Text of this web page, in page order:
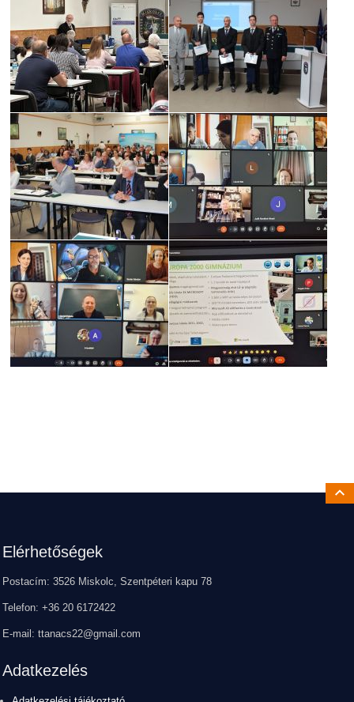
Elérhetőségek
Postacím: 3526 Miskolc, Szentpéteri kapu 78
Telefon: +36 20 6172422
E-mail: ttanacs22@gmail.com
Adatkezelés